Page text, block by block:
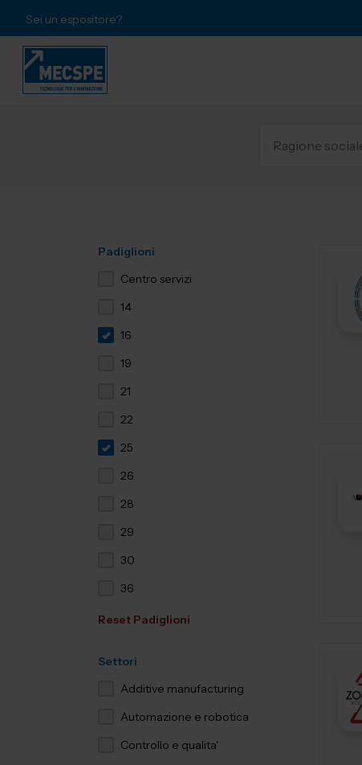
Sei un espositore?
Padiglioni
Centro servizi
14
16
19
21
22
25
26
28
29
30
36
Reset Padiglioni
Settori
Additive manufacturing
Automazione e robotica
Controllo e qualita'